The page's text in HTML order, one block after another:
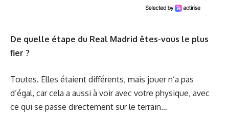
De quelle étape du Real Madrid êtes-vous le plus
fier ?
Toutes. Elles étaient différents, mais jouer n’a pas
d’égal, car cela a aussi à voir avec votre physique, avec
ce qui se passe directement sur le terrain…